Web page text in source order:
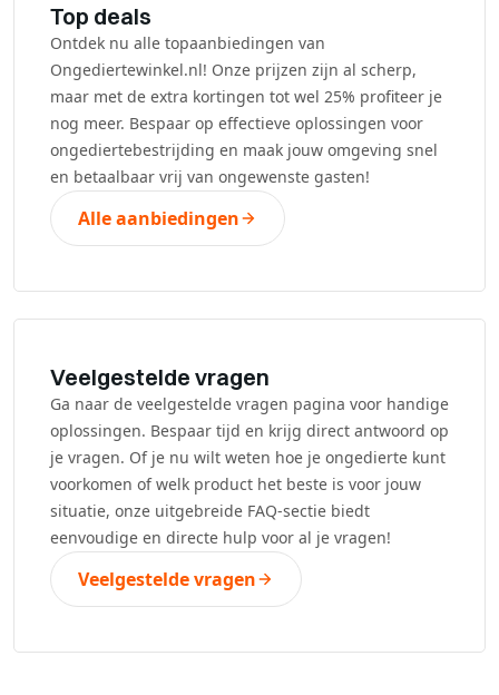
Top deals
Ontdek nu alle topaanbiedingen van
Ongediertewinkel.nl! Onze prijzen zijn al scherp,
maar met de extra kortingen tot wel 25% profiteer je
nog meer. Bespaar op effectieve oplossingen voor
ongediertebestrijding en maak jouw omgeving snel
en betaalbaar vrij van ongewenste gasten!
Alle aanbiedingen
Veelgestelde vragen
Ga naar de veelgestelde vragen pagina voor handige
oplossingen. Bespaar tijd en krijg direct antwoord op
je vragen. Of je nu wilt weten hoe je ongedierte kunt
voorkomen of welk product het beste is voor jouw
situatie, onze uitgebreide FAQ-sectie biedt
eenvoudige en directe hulp voor al je vragen!
Veelgestelde vragen